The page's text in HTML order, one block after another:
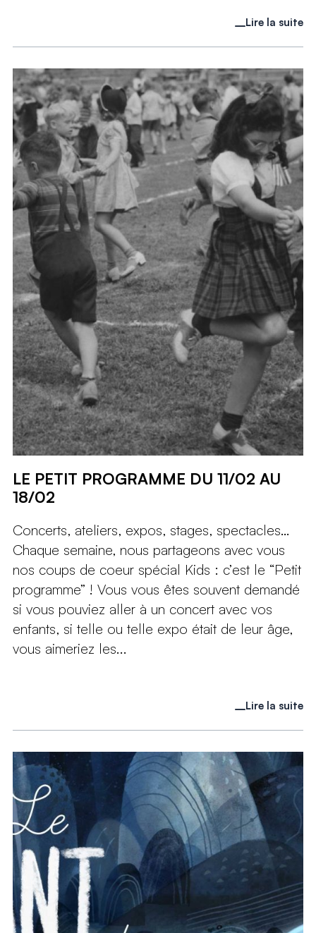
Lire la suite
LE PETIT PROGRAMME DU 11/02 AU
18/02
Concerts, ateliers, expos, stages, spectacles…
Chaque semaine, nous partageons avec vous
nos coups de coeur spécial Kids : c’est le “Petit
programme” ! Vous vous êtes souvent demandé
si vous pouviez aller à un concert avec vos
enfants, si telle ou telle expo était de leur âge,
vous aimeriez les...
Lire la suite